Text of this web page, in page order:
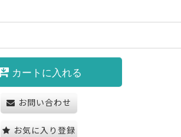
カートに入れる
お問い合わせ
お気に入り登録